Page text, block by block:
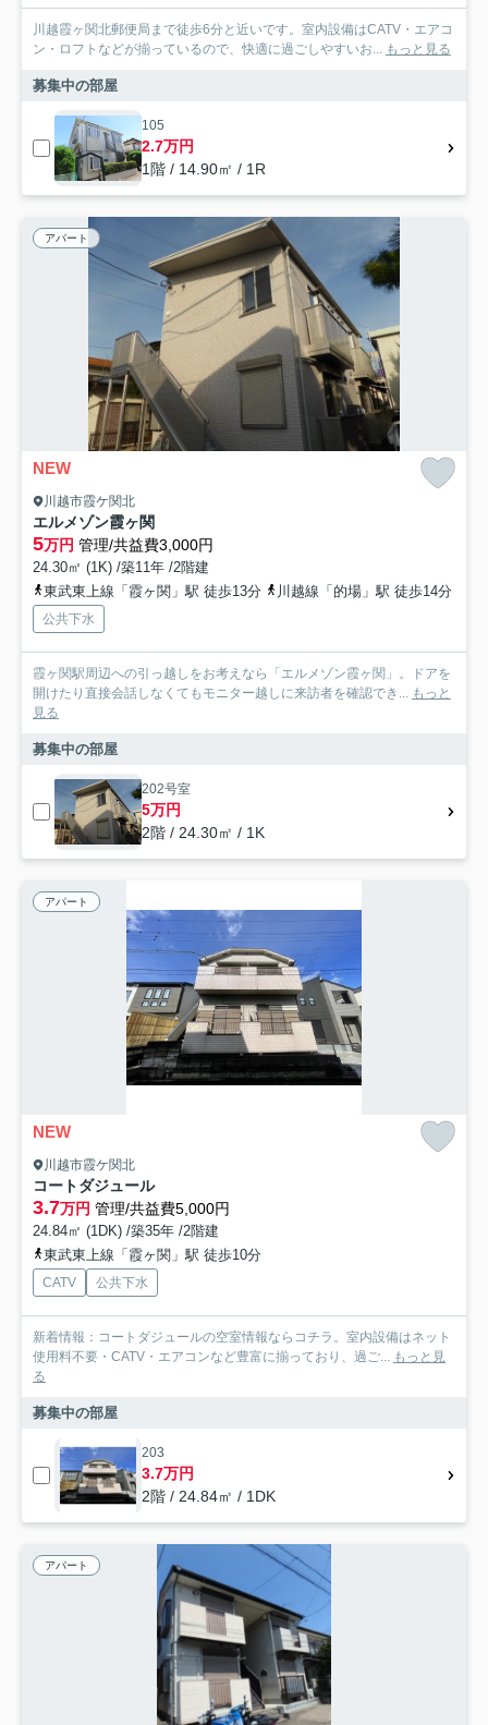
川越霞ヶ関北郵便局まで徒歩6分と近いです。室内設備はCATV・エアコ
ン・ロフトなどが揃っているので、快適に過ごしやすいお... もっと見る
募集中の部屋
105
2.7万円
1階 / 14.90㎡ / 1R
アパート
NEW
川越市霞ケ関北
エルメゾン霞ヶ関
5万円 管理/共益費3,000円
24.30㎡ (1K) /築11年 /2階建
東武東上線「霞ヶ関」駅 徒歩13分
川越線「的場」駅 徒歩14分
公共下水
霞ヶ関駅周辺への引っ越しをお考えなら「エルメゾン霞ヶ関」。ドアを
開けたり直接会話しなくてもモニター越しに来訪者を確認でき... もっと
見る
募集中の部屋
202号室
5万円
2階 / 24.30㎡ / 1K
アパート
NEW
川越市霞ケ関北
コートダジュール
3.7万円 管理/共益費5,000円
24.84㎡ (1DK) /築35年 /2階建
東武東上線「霞ヶ関」駅 徒歩10分
CATV 公共下水
新着情報：コートダジュールの空室情報ならコチラ。室内設備はネット
使用料不要・CATV・エアコンなど豊富に揃っており、過ご... もっと見
る
募集中の部屋
203
3.7万円
2階 / 24.84㎡ / 1DK
アパート